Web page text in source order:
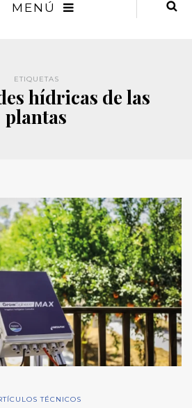
MENÚ
ETIQUETAS
hídricas de las
plantas
TÉCNICOS